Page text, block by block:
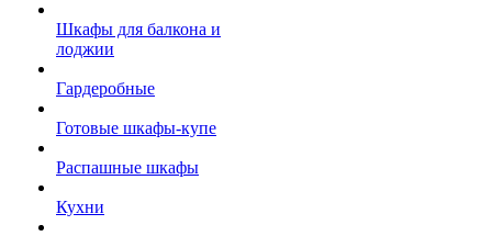
Шкафы для балкона и
лоджии
Гардеробные
Готовые шкафы-купе
Распашные шкафы
Кухни